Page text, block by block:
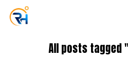
All posts tagged